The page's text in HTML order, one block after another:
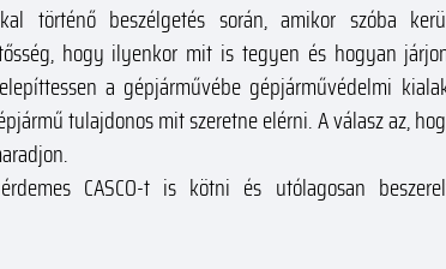
történő beszélgetés során, amikor szóba
hogy ilyenkor mit is tegyen és hogyan
a gépjárművébe gépjárművédelmi
tulajdonos mit szeretne elérni. A válasz az,
CASCO-t is kötni és utólagosan